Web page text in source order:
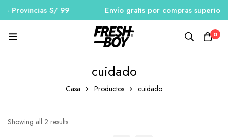
Provincias S/ 99 Envío gratis por compras
0
cuidado
Casa Productos cuidado
Showing all 2 results